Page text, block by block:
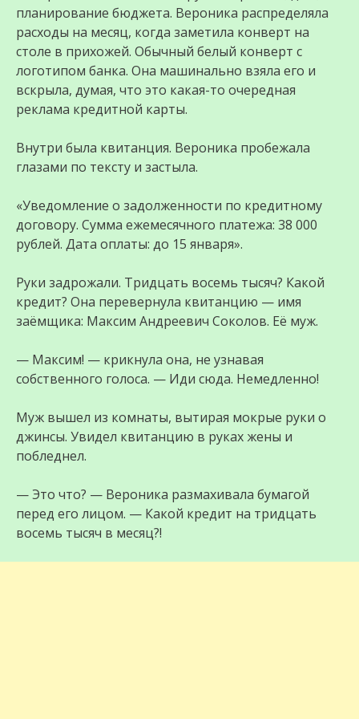
планирование бюджета. Вероника распределяла
расходы на месяц, когда заметила конверт на
столе в прихожей. Обычный белый конверт с
логотипом банка. Она машинально взяла его и
вскрыла, думая, что это какая-то очередная
реклама кредитной карты.
Внутри была квитанция. Вероника пробежала
глазами по тексту и застыла.
«Уведомление о задолженности по кредитному
договору. Сумма ежемесячного платежа: 38 000
рублей. Дата оплаты: до 15 января».
Руки задрожали. Тридцать восемь тысяч? Какой
кредит? Она перевернула квитанцию — имя
заёмщика: Максим Андреевич Соколов. Её муж.
— Максим! — крикнула она, не узнавая
собственного голоса. — Иди сюда. Немедленно!
Муж вышел из комнаты, вытирая мокрые руки о
джинсы. Увидел квитанцию в руках жены и
побледнел.
— Это что? — Вероника размахивала бумагой
перед его лицом. — Какой кредит на тридцать
восемь тысяч в месяц?!